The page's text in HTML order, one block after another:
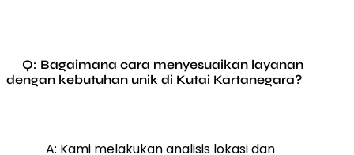
Q: Bagaimana cara menyesuaikan layanan
dengan kebutuhan unik di Kutai Kartanegara?
A: Kami melakukan analisis lokasi dan